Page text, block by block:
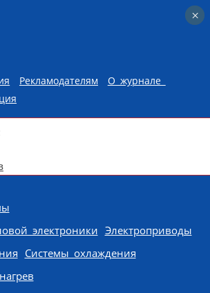
Рекламодателям
О журнале
электроники Электроприводы
Системы охлаждения
×
×